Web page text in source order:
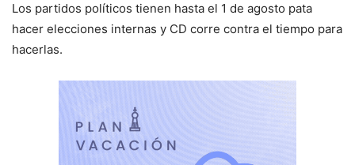
Los partidos políticos tienen hasta el 1 de agosto pata
hacer elecciones internas y CD corre contra el tiempo para
hacerlas.